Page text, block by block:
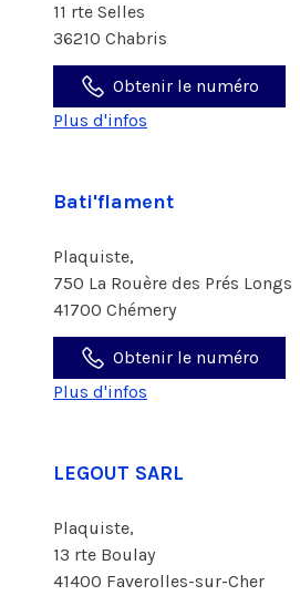
11 rte Selles
36210 Chabris
Obtenir le numéro
Plus d'infos
Bati'flament
Plaquiste,
750 La Rouère des Prés Longs
41700 Chémery
Obtenir le numéro
Plus d'infos
LEGOUT SARL
Plaquiste,
13 rte Boulay
41400 Faverolles-sur-Cher